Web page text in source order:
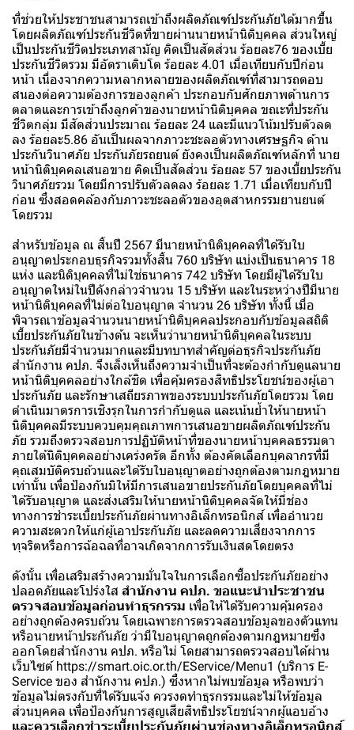
ที่ช่วยให้ประชาชนสามารถเข้าถึงผลิตภัณฑ์ประกันภัยได้มากขึ้น
โดยผลิตภัณฑ์ประกันชีวิตที่ขายผ่านนายหน้านิติบุคคล ส่วนใหญ่
เป็นประกันชีวิตประเภทสามัญ คิดเป็นสัดส่วน ร้อยละ76 ของเบี้ย
ประกันชีวิตรวม มีอัตราเติบโต ร้อยละ 4.01 เมื่อเทียบกับปีก่อน
หน้า เนื่องจากความหลากหลายของผลิตภัณฑ์ที่สามารถตอบ
สนองต่อความต้องการของลูกค้า ประกอบกับศักยภาพด้านการ
ตลาดและการเข้าถึงลูกค้าของนายหน้านิติบุคคล ขณะที่ประกัน
ชีวิตกลุ่ม มีสัดส่วนประมาณ ร้อยละ 24 และมีแนวโน้มปรับตัวลด
ลง ร้อยละ5.86 อันเป็นผลจากภาวะชะลอตัวทางเศรษฐกิจ ด้าน
ประกันวินาศภัย ประกันภัยรถยนต์ ยังคงเป็นผลิตภัณฑ์หลักที่ นาย
หน้านิติบุคคลเสนอขาย คิดเป็นสัดส่วน ร้อยละ 57 ของเบี้ยประกัน
วินาศภัยรวม โดยมีการปรับตัวลดลง ร้อยละ 1.71 เมื่อเทียบกับปี
ก่อน ซึ่งสอดคล้องกับภาวะชะลอตัวของอุตสาหกรรมยานยนต์
โดยรวม
สำหรับข้อมูล ณ สิ้นปี 2567 มีนายหน้านิติบุคคลที่ได้รับใบ
อนุญาตประกอบธุรกิจรวมทั้งสิ้น 760 บริษัท แบ่งเป็นธนาคาร 18
แห่ง และนิติบุคคลที่ไม่ใช่ธนาคาร 742 บริษัท โดยมีผู้ได้รับใบ
อนุญาตใหม่ในปีดังกล่าวจำนวน 15 บริษัท และในระหว่างปีมีนาย
หน้านิติบุคคลที่ไม่ต่อใบอนุญาต จำนวน 26 บริษัท ทั้งนี้ เมื่อ
พิจารณาข้อมูลจำนวนนายหน้านิติบุคคลประกอบกับข้อมูลสถิติ
เบี้ยประกันภัยในข้างต้น จะเห็นว่านายหน้านิติบุคคลในระบบ
ประกันภัยมีจำนวนมากและมีบทบาทสำคัญต่อธุรกิจประกันภัย
สำนักงาน คปภ. จึงเล็งเห็นถึงความจำเป็นที่จะต้องกำกับดูแลนาย
หน้านิติบุคคลอย่างใกล้ชิด เพื่อคุ้มครองสิทธิประโยชน์ของผู้เอา
ประกันภัย และรักษาเสถียรภาพของระบบประกันภัยโดยรวม โดย
ดำเนินมาตรการเชิงรุกในการกำกับดูแล และเน้นย้ำให้นายหน้า
นิติบุคคลมีระบบควบคุมคุณภาพการเสนอขายผลิตภัณฑ์ประกัน
ภัย รวมถึงตรวจสอบการปฏิบัติหน้าที่ของนายหน้าบุคคลธรรมดา
ภายใต้นิติบุคคลอย่างเคร่งครัด อีกทั้ง ต้องคัดเลือกบุคลากรที่มี
คุณสมบัติครบถ้วนและได้รับใบอนุญาตอย่างถูกต้องตามกฎหมาย
เท่านั้น เพื่อป้องกันมิให้มีการเสนอขายประกันภัยโดยบุคคลที่ไม่
ได้รับอนุญาต และส่งเสริมให้นายหน้านิติบุคคลจัดให้มีช่อง
ทางการชำระเบี้ยประกันภัยผ่านทางอิเล็กทรอนิกส์ เพื่ออำนวย
ความสะดวกให้แก่ผู้เอาประกันภัย และลดความเสี่ยงจากการ
ทุจริตหรือการฉ้อฉลที่อาจเกิดจากการรับเงินสดโดยตรง
ดังนั้น เพื่อเสริมสร้างความมั่นใจในการเลือกซื้อประกันภัยอย่าง
ปลอดภัยและโปร่งใส สำนักงาน คปภ. ขอแนะนำประชาชน
ตรวจสอบข้อมูลก่อนทำธุรกรรม เพื่อให้ได้รับความคุ้มครอง
อย่างถูกต้องครบถ้วน โดยเฉพาะการตรวจสอบข้อมูลของตัวแทน
หรือนายหน้าประกันภัย ว่ามีใบอนุญาตถูกต้องตามกฎหมายซึ่ง
ออกโดยสำนักงาน คปภ. หรือไม่ โดยสามารถตรวจสอบได้ผ่าน
เว็บไซต์ https://smart.oic.or.th/EService/Menu1 (บริการ E-
Service ของ สำนักงาน คปภ.) ซึ่งหากไม่พบข้อมูล หรือพบว่า
ข้อมูลไม่ตรงกับที่ได้รับแจ้ง ควรงดทำธุรกรรมและไม่ให้ข้อมูล
ส่วนบุคคล เพื่อป้องกันการสูญเสียสิทธิประโยชน์จากผู้แอบอ้าง
และควรเลือกชำระเบี้ยประกันภัยผ่านช่องทางอิเล็กทรอนิกส์